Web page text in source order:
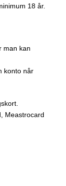
18 år.
man kan
konto når
Meastrocard